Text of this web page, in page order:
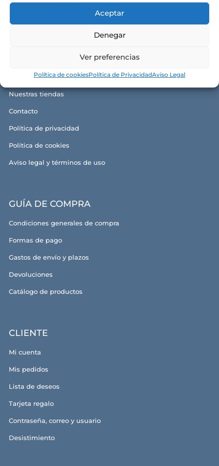
Aceptar
Denegar
Ver preferencias
Política de cookiesPolítica de PrivacidadAviso Legal
Alma y razón de ser
Nuestras tiendas
Contacto
Política de privacidad
Política de cookies
Aviso legal y términos de uso
GUÍA DE COMPRA
Condiciones generales de compra
Formas de pago
Gastos de envío y plazos
Devoluciones
Catálogo de productos
CLIENTE
Mi cuenta
Mis pedidos
Lista de deseos
Tarjeta regalo
Contraseña, correo y usuario
Desistimiento